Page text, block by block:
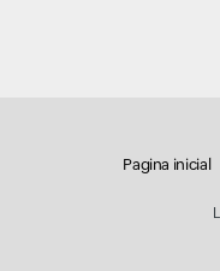
Pagina inicial